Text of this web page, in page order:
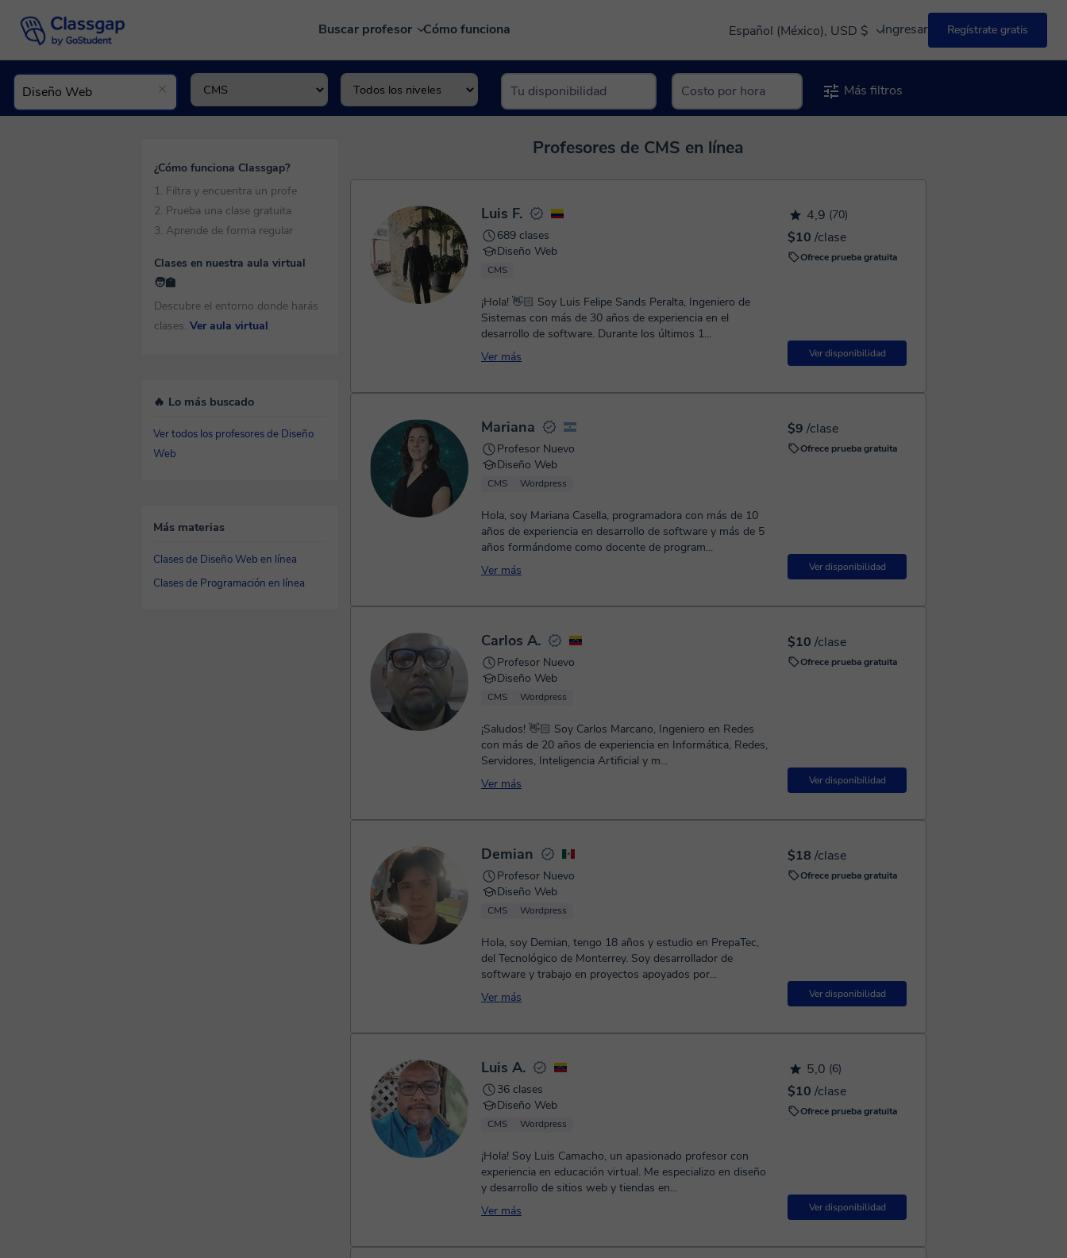
Buscar profesor Cómo funciona Español (México), USD $ Ingresar Regístrate gratis
Más filtros
Profesores de CMS en línea
4,9 (70)
$10 /clase
Ofrece prueba gratuita
Ver disponibilidad
Luis F.
689 clases
Diseño Web
CMS
¡Hola! 👋🏻 Soy Luis Felipe Sands Peralta, Ingeniero de
Sistemas con más de 30 años de experiencia en el
desarrollo de software. Durante los últimos 1...
Ver más
$9 /clase
Ofrece prueba gratuita
Ver disponibilidad
Mariana
Profesor Nuevo
Diseño Web
CMS Wordpress
Hola, soy Mariana Casella, programadora con más de 10
años de experiencia en desarrollo de software y más de 5
años formándome como docente de program...
Ver más
$10 /clase
Ofrece prueba gratuita
Ver disponibilidad
Carlos A.
Profesor Nuevo
Diseño Web
CMS Wordpress
¡Saludos! 👋🏻 Soy Carlos Marcano, Ingeniero en Redes
con más de 20 años de experiencia en Informática, Redes,
Servidores, Inteligencia Artificial y m...
Ver más
$18 /clase
Ofrece prueba gratuita
Ver disponibilidad
Demian
Profesor Nuevo
Diseño Web
CMS Wordpress
Hola, soy Demian, tengo 18 años y estudio en PrepaTec,
del Tecnológico de Monterrey. Soy desarrollador de
software y trabajo en proyectos apoyados por...
Ver más
5,0 (6)
$10 /clase
Ofrece prueba gratuita
Ver disponibilidad
Luis A.
36 clases
Diseño Web
CMS Wordpress
¡Hola! Soy Luis Camacho, un apasionado profesor con
experiencia en educación virtual. Me especializo en diseño
y desarrollo de sitios web y tiendas en...
Ver más
¿Cómo funciona Classgap?
1. Filtra y encuentra un profe
2. Prueba una clase gratuita
3. Aprende de forma regular
Clases en nuestra aula virtual
🧑‍🏫
Descubre el entorno donde harás
clases. Ver aula virtual
🔥 Lo más buscado
Ver todos los profesores de Diseño
Web
Más materias
Clases de Diseño Web en línea
Clases de Programación en línea